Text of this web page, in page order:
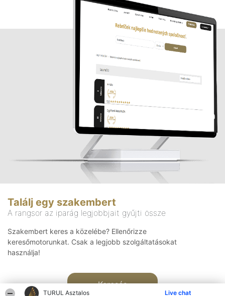
TURUL Asztalos Live chat
Találj egy szakembert
A rangsor az iparág legjobbjait gyűjti össze
Szakembert keres a közelébe? Ellenőrizze
keresőmotorunkat. Csak a legjobb szolgáltatásokat
használja!
Keresés